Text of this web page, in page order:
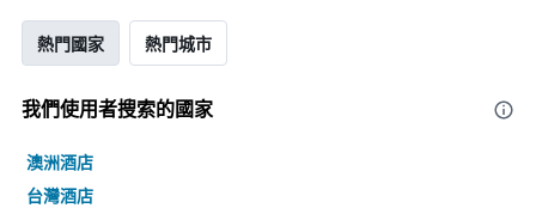
熱門國家 熱門城市
我們使用者搜索的國家
澳洲酒店
台灣酒店